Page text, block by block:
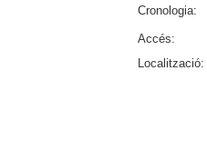
Cronologia:
Accés:
Localització: